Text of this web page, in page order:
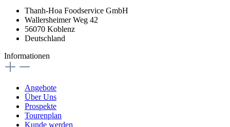
Thanh-Hoa Foodservice GmbH
Wallersheimer Weg 42
56070 Koblenz
Deutschland
Informationen
Angebote
Über Uns
Prospekte
Tourenplan
Kunde werden